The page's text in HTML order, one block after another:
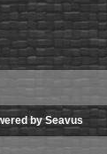
by Seavus